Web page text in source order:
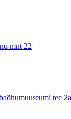
mnt 22
tee 2a